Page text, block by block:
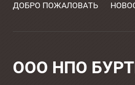
ДОБРО ПОЖАЛОВАТЬ
ООО НПО